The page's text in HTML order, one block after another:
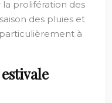
prolifération des
des pluies et
à